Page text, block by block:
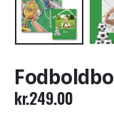
kr.249.00